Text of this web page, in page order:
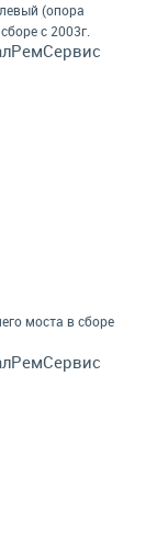
(опора
с 2003г.
моста в сборе